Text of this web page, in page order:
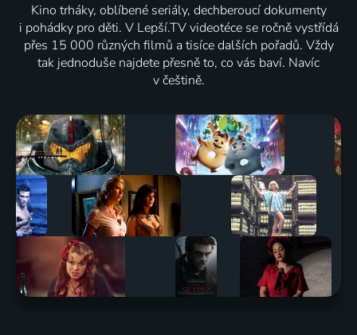
Kino trháky, oblíbené seriály, dechberoucí dokumenty
i pohádky pro děti. V Lepší.TV videotéce se ročně vystřídá
přes 15 000 různých filmů a tisíce dalších pořadů. Vždy
tak jednoduše najdete přesně to, co vás baví. Navíc
v češtině.